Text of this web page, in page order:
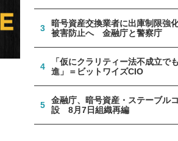
3
暗号資産交換業者に出庫制限強
被害防止へ 金融庁と警察庁
4
「仮にクラリティー法不成立で
進」＝ビットワイズCIO
5
金融庁、暗号資産・ステーブル
設 8月7日組織再編